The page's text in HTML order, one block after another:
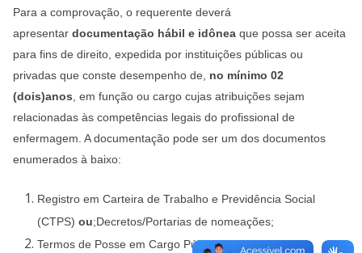
Para a comprovação, o requerente deverá
apresentar documentação hábil e idônea que possa ser aceita
para fins de direito, expedida por instituições públicas ou
privadas que conste desempenho de, no mínimo 02
(dois)anos , em função ou cargo cujas atribuições sejam
relacionadas às competências legais do profissional de
enfermagem. A documentação pode ser um dos documentos
enumerados à baixo:
Registro em Carteira de Trabalho e Previdência Social
(CTPS) ou;Decretos/Portarias de nomeações;
Termos de Posse em Cargo Público;